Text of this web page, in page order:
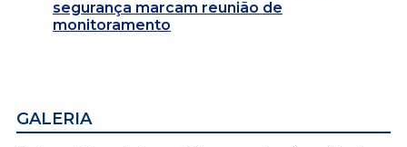
segurança marcam reunião de
monitoramento
GALERIA